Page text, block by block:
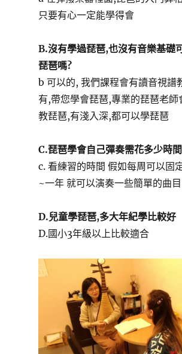
只要有心一定能學得會
B.沒有學過琵琶,也沒有音樂基礎
琵琶嗎?
b 可以的, 我們課程會有讀音視譜
有,帶您學會琵琶,專業的琵琶老師
教琵琶,有淺入深,都可以學琵琶
C.琵琶學會自己彈奏需花多少時
c. 看練習的時間 假如每周可以固
~一年 就可以演奏一些簡單的曲
D.兒童學琵琶,多大年紀學比較好
D.國小3年級以上比較適合